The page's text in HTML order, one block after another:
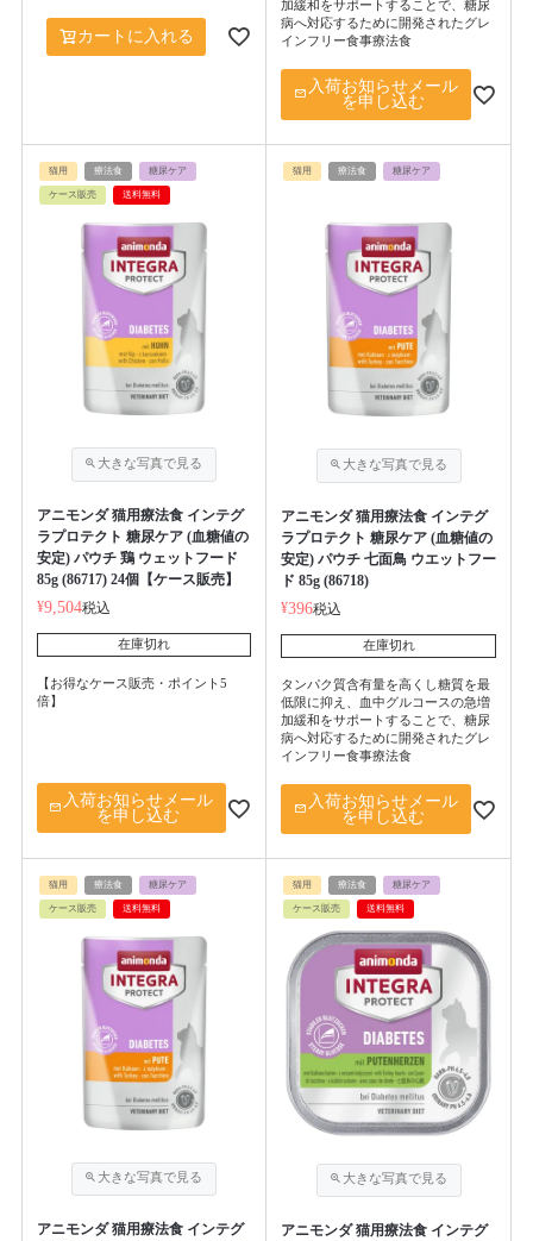
カートに入れる
加緩和をサポートすることで、糖尿
病へ対応するために開発されたグレ
インフリー食事療法食
入荷お知らせメール
を申し込む
猫用 療法食 糖尿ケア
ケース販売 送料無料
アニモンダ 猫用療法食 インテグ
ラプロテクト 糖尿ケア (血糖値の
安定) パウチ 鶏 ウェットフード
85g (86717) 24個【ケース販売】
¥9,504税込
在庫切れ
【お得なケース販売・ポイント5
倍】
入荷お知らせメール
を申し込む
猫用 療法食 糖尿ケア
アニモンダ 猫用療法食 インテグ
ラプロテクト 糖尿ケア (血糖値の
安定) パウチ 七面鳥 ウエットフー
ド 85g (86718)
¥396税込
在庫切れ
タンパク質含有量を高くし糖質を最
低限に抑え、血中グルコースの急増
加緩和をサポートすることで、糖尿
病へ対応するために開発されたグレ
インフリー食事療法食
入荷お知らせメール
を申し込む
猫用 療法食 糖尿ケア
ケース販売 送料無料
アニモンダ 猫用療法食 インテグ
猫用 療法食 糖尿ケア
ケース販売 送料無料
アニモンダ 猫用療法食 インテグ